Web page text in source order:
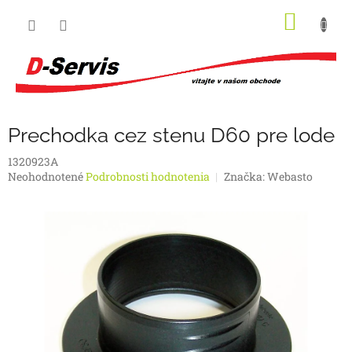
Prechodka cez stenu D60 pre lode
1320923A
Priemerné
NeohodnotenéPodrobnosti hodnotenia Značka:Webasto